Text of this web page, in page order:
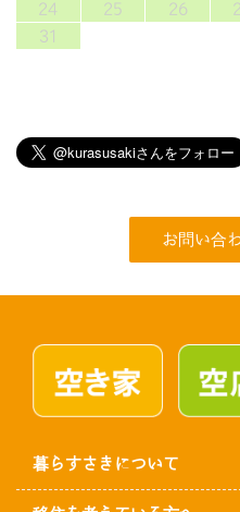
24
25 26
31
お問い合
暮らすさきについて